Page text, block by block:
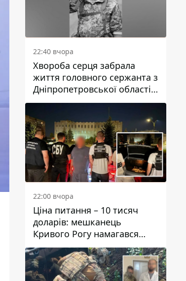
22:40 вчора
Хвороба серця забрала
життя головного сержанта з
Дніпропетровської області
Юрія Свистуна
22:00 вчора
Ціна питання – 10 тисяч
доларів: мешканець
Кривого Рогу намагався
переправити чоловіка до
Словаччини